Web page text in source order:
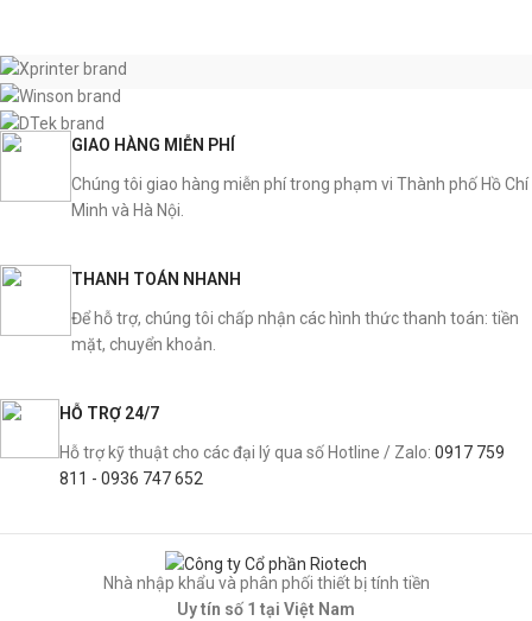
GIAO HÀNG MIỄN PHÍ
Chúng tôi giao hàng miễn phí trong phạm vi Thành phố Hồ Chí
Minh và Hà Nội.
THANH TOÁN NHANH
Để hỗ trợ, chúng tôi chấp nhận các hình thức thanh toán: tiền
mặt, chuyển khoản.
HỖ TRỢ 24/7
Hỗ trợ kỹ thuật cho các đại lý qua số Hotline / Zalo: 0917 759
811 - 0936 747 652
Nhà nhập khẩu và phân phối thiết bị tính tiền
Uy tín số 1 tại Việt Nam